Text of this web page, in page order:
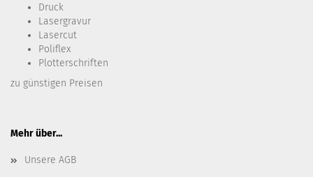
Druck
Lasergravur
Lasercut
Poliflex
Plotterschriften
zu günstigen Preisen
Mehr über...
Unsere AGB